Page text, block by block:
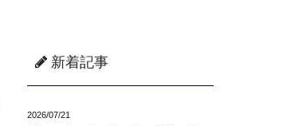
新着記事
2026/07/21